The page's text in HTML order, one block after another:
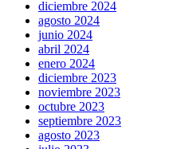
diciembre 2024
agosto 2024
junio 2024
abril 2024
enero 2024
diciembre 2023
noviembre 2023
octubre 2023
septiembre 2023
agosto 2023